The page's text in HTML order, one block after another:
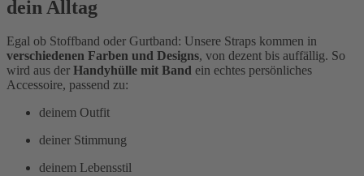
dein Alltag
Egal ob Stoffband oder Gurtband: Unsere Straps kommen in
verschiedenen Farben und Designs, von dezent bis auffällig. So
wird aus der Handyhülle mit Band ein echtes persönliches
Accessoire, passend zu:
deinem Outfit
deiner Stimmung
deinem Lebensstil